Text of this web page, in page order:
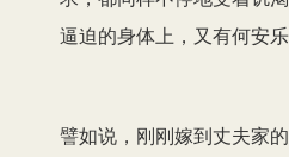
逼迫的身体上，又有何安
譬如说，刚刚嫁到丈夫家